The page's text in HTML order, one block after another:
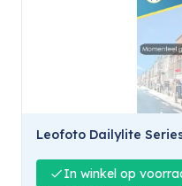
Leofoto Dailylite
In winkel op